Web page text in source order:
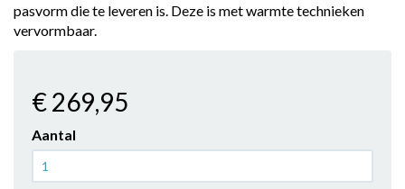
pasvorm die te leveren is. Deze is met warmte technieken
vervormbaar.
€ 269,95
Aantal